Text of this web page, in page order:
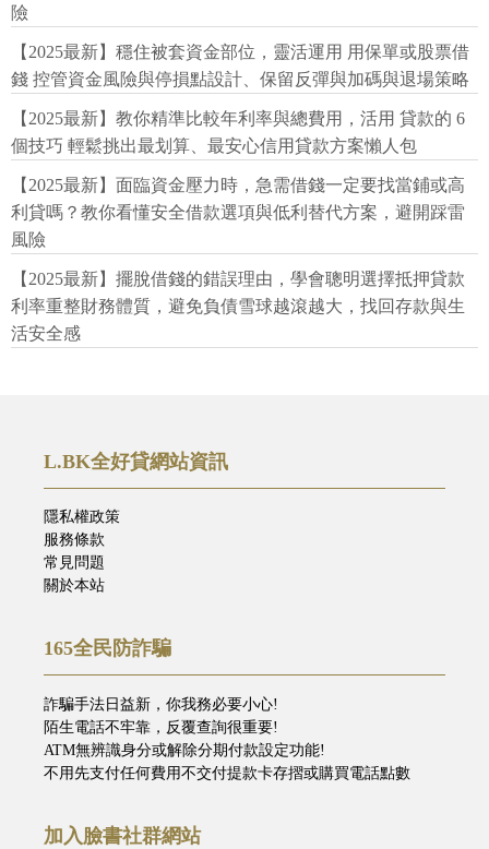
險
【2025最新】穩住被套資金部位，靈活運用 用保單或股票借
錢 控管資金風險與停損點設計、保留反彈與加碼與退場策略
【2025最新】教你精準比較年利率與總費用，活用 貸款的 6
個技巧 輕鬆挑出最划算、最安心信用貸款方案懶人包
【2025最新】面臨資金壓力時，急需借錢一定要找當鋪或高
利貸嗎？教你看懂安全借款選項與低利替代方案，避開踩雷
風險
【2025最新】擺脫借錢的錯誤理由，學會聰明選擇抵押貸款
利率重整財務體質，避免負債雪球越滾越大，找回存款與生
活安全感
L.BK全好貸網站資訊
隱私權政策
服務條款
常見問題
關於本站
165全民防詐騙
詐騙手法日益新，你我務必要小心!
陌生電話不牢靠，反覆查詢很重要!
ATM無辨識身分或解除分期付款設定功能!
不用先支付任何費用不交付提款卡存摺或購買電話點數
加入臉書社群網站